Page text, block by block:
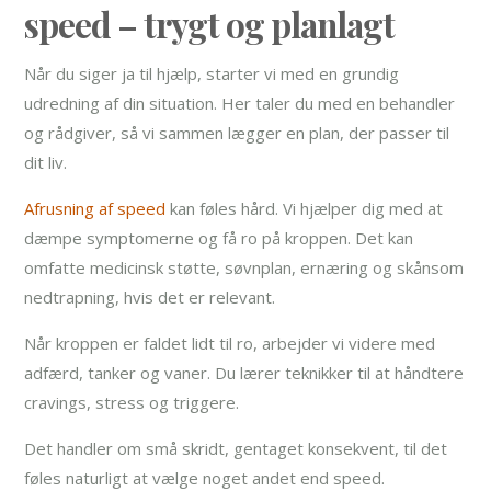
speed – trygt og planlagt
Når du siger ja til hjælp, starter vi med en grundig
udredning af din situation. Her taler du med en behandler
og rådgiver, så vi sammen lægger en plan, der passer til
dit liv.
Afrusning af speed kan føles hård. Vi hjælper dig med at
dæmpe symptomerne og få ro på kroppen. Det kan
omfatte medicinsk støtte, søvnplan, ernæring og skånsom
nedtrapning, hvis det er relevant.
Når kroppen er faldet lidt til ro, arbejder vi videre med
adfærd, tanker og vaner. Du lærer teknikker til at håndtere
cravings, stress og triggere.
Det handler om små skridt, gentaget konsekvent, til det
føles naturligt at vælge noget andet end speed.